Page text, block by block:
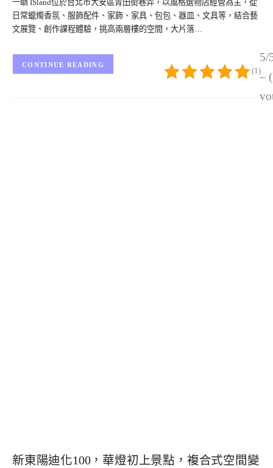
一嶼 ISland位於台北市大安區青田街巷弄，以風格選物店經營為主，從
日常蠟燭香氛、服飾配件、家飾、家具、包包、器皿、文具等，結合藝
文展覽、創作課程體驗，挑高兩層樓的空間，大片落…
5/
–
(1)
CONTINUE READING
新東陽迪化100，華燈初上景點，複合式空間變